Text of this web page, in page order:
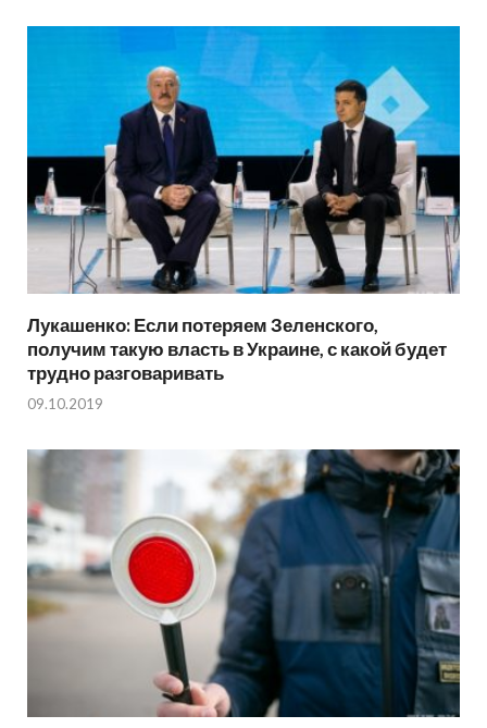
Лукашенко: Если потеряем Зеленского,
получим такую власть в Украине, с какой будет
трудно разговаривать
09.10.2019